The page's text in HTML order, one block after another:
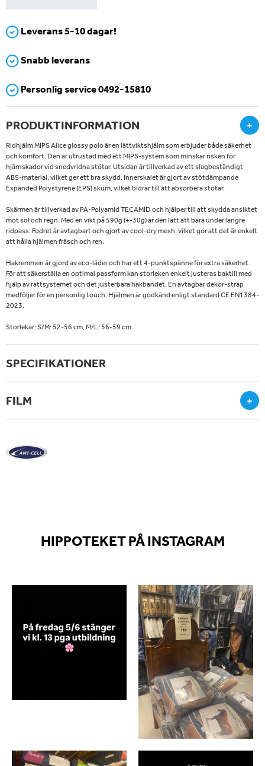
Leverans 5-10 dagar!
Snabb leverans
Personlig service 0492-15810
PRODUKTINFORMATION +
Ridhjälm MIPS Alice glossy polo är en lättviktshjälm som erbjuder både säkerhet
och komfort. Den är utrustad med ett MIPS-system som minskar risken för
hjärnskador vid snedvridna stötar. Utsidan är tillverkad av ett slagbeständigt
ABS-material, vilket ger ett bra skydd. Innerskalet är gjort av stötdämpande
Expanded Polystyrene (EPS) skum, vilket bidrar till att absorbera stötar.
Skärmen är tillverkad av PA-Polyamid TECAMID och hjälper till att skydda ansiktet
mot sol och regn. Med en vikt på 590g (+-30g) är den lätt att bära under längre
ridpass. Fodret är avtagbart och gjort av cool-dry mesh, vilket gör att det är enkelt
att hålla hjälmen fräsch och ren.
Hakremmen är gjord av eco-läder och har ett 4-punktspänne för extra säkerhet.
För att säkerställa en optimal passform kan storleken enkelt justeras baktill med
hjälp av rattsystemet och det justerbara hakbandet. En avtagbar dekor-strap
medföljer för en personlig touch. Hjälmen är godkänd enligt standard CE EN1384-
2023.
Storlekar: S/M: 52-56 cm, M/L: 56-59 cm.
SPECIFIKATIONER
FILM +
HIPPOTEKET PÅ INSTAGRAM